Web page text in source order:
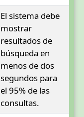
El sistema debe
mostrar
resultados de
búsqueda en
menos de dos
segundos para
el 95% de las
consultas.